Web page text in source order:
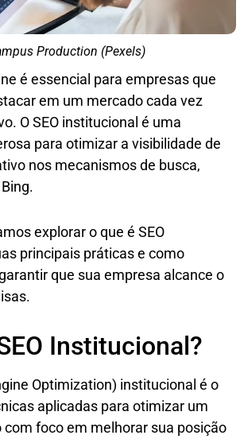
Production (Pexels)
é essencial para empresas que
em um mercado cada vez
O SEO institucional é uma
para otimizar a visibilidade de
nos mecanismos de busca,
explorar o que é SEO
principais práticas e como
que sua empresa alcance o
Institucional?
Optimization) institucional é o
aplicadas para otimizar um
com foco em melhorar sua posição